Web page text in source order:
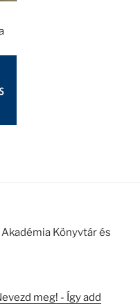
Könyvtár és
meg! - Így add